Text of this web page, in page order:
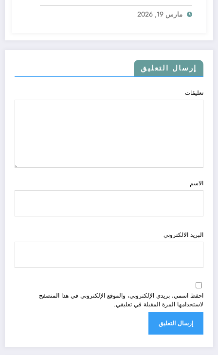
مارس 19, 2026
إرسال التعليق
تعليقات
الاسم
البريد الالكتروني
احفظ اسمي، بريدي الإلكتروني، والموقع الإلكتروني في هذا المتصفح
لاستخدامها المرة المقبلة في تعليقي.